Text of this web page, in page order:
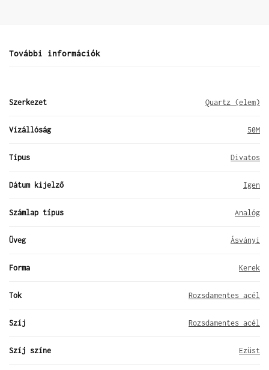
További információk
Szerkezet Quartz (elem)
Vízállóság 50M
Típus Divatos
Dátum kijelző Igen
Számlap típus Analóg
Üveg Ásványi
Forma Kerek
Tok Rozsdamentes acél
Szíj Rozsdamentes acél
Szíj színe Ezüst